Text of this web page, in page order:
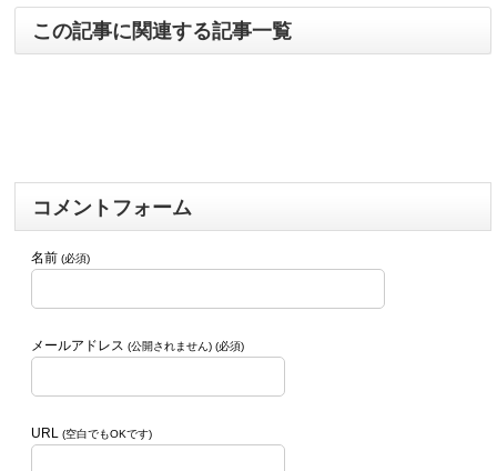
この記事に関連する記事一覧
コメントフォーム
名前(必須)
メールアドレス(公開されません) (必須)
URL(空白でもOKです)